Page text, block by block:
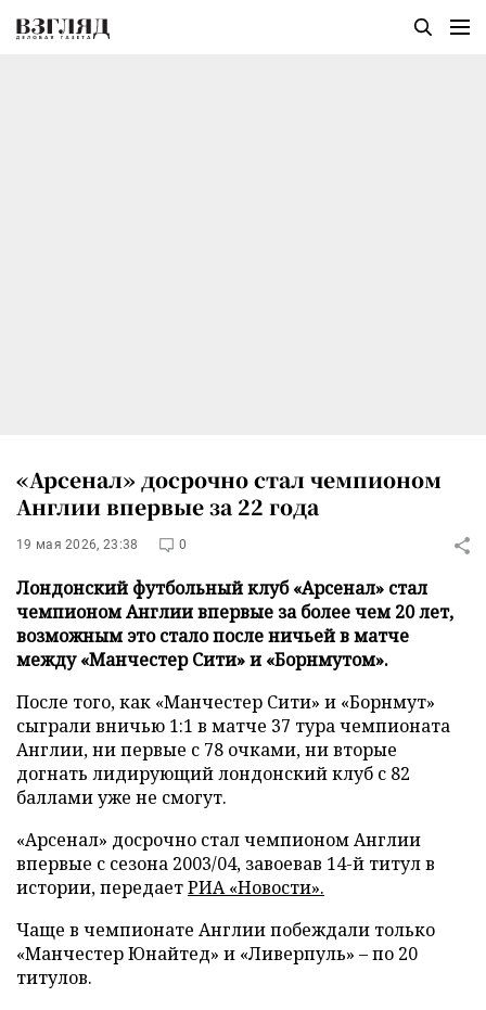
«Арсенал» досрочно стал чемпионом
Англии впервые за 22 года
19 мая 2026, 23:38 0
Лондонский футбольный клуб «Арсенал» стал
чемпионом Англии впервые за более чем 20 лет,
возможным это стало после ничьей в матче
между «Манчестер Сити» и «Борнмутом».
После того, как «Манчестер Сити» и «Борнмут»
сыграли вничью 1:1 в матче 37 тура чемпионата
Англии, ни первые с 78 очками, ни вторые
догнать лидирующий лондонский клуб с 82
баллами уже не смогут.
«Арсенал» досрочно стал чемпионом Англии
впервые с сезона 2003/04, завоевав 14-й титул в
истории, передаетРИА «Новости».
Чаще в чемпионате Англии побеждали только
«Манчестер Юнайтед» и «Ливерпуль» – по 20
титулов.